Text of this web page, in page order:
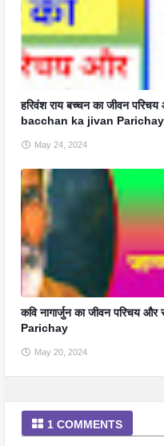
हरिवंश राय बच्चन का जीवन
bacchan ka jivan Parichay
May 24, 2024
कवि नागार्जुन का जीवन परिचय
Parichay
May 20, 2024
1 COMMENTS